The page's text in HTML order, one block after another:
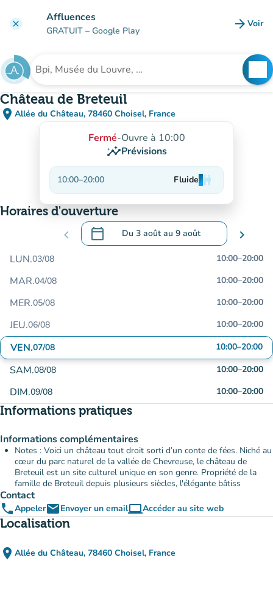
clear Affluences
GRATUIT – Google Play arrow_forward Voir
Rechercher un établissement
Château de Breteuil
place Allée du Château, 78460 Choisel, France
(ouvrir dans Google Maps)
(nouvel onglet)
Fermé-Ouvre à 10:00
insightsPrévisions
10:00–20:00 Fluideman
man
man
Horaires d'ouverture
chevron_left calendar_today Du 3 aoûtau 9 août
.Ouvrir le calendrier pour changer de
chevron_right
LUN.03/08 10:00–20:00
MAR.04/08 10:00–20:00
MER.05/08 10:00–20:00
JEU.06/08 10:00–20:00
VEN.07/08 10:00–20:00
SAM.08/08 10:00–20:00
DIM.09/08 10:00–20:00
Informations pratiques
Informations complémentaires
Notes : Voici un château tout droit sorti d’un conte de fées. Niché au
cœur du parc naturel de la vallée de Chevreuse, le château de
Breteuil est un site culturel unique en son genre. Propriété de la
famille de Breteuil depuis plusieurs siècles, l'élégante bâtiss
Contact
phoneAppeleremailEnvoyer un emailcomputerAccéder au site web
(nouvel onglet)
Localisation
place Allée du Château, 78460 Choisel, France
(ouvrir dans Google Maps)
(nouvel onglet)